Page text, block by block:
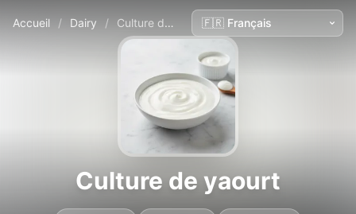
Accueil / Dairy / Culture de yaourt
Culture de yaourt